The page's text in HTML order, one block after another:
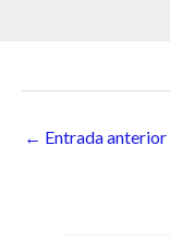
← Entrada anterior